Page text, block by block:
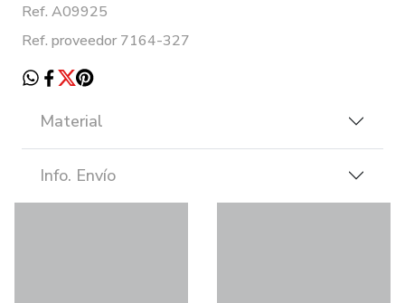
Ref. A09925
Ref. proveedor 7164-327
Material
Info. Envío